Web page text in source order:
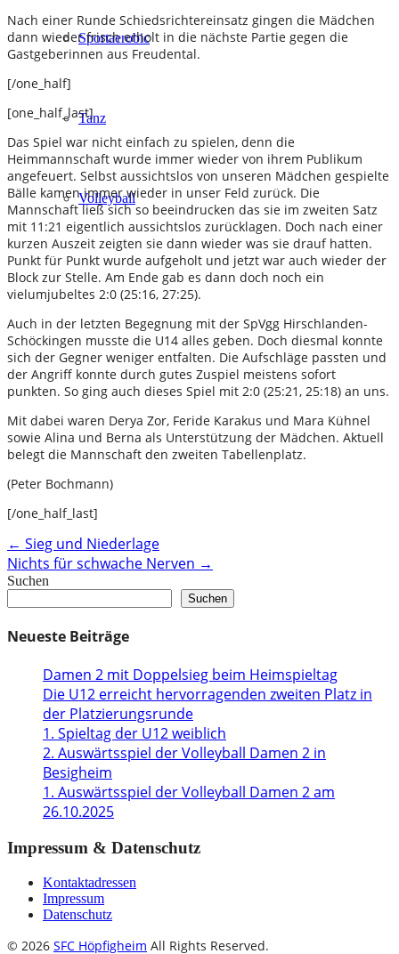
Sportaerobic
Tanz
Volleyball
Nach einer Runde Schiedsrichtereinsatz gingen die Mädchen
dann wieder frisch erholt in die nächste Partie gegen die
Gastgeberinnen aus Freudental.
[/one_half]
[one_half_last]
Das Spiel war nicht einfach zu spielen, denn die
Heimmannschaft wurde immer wieder von ihrem Publikum
angefeuert. Selbst aussichtslos von unseren Mädchen gespielte
Bälle kamen immer wieder in unser Feld zurück. Die
Mannschaft ließ sich so beeindrucken das sie im zweiten Satz
mit 11:21 eigentlich aussichtslos zurücklagen. Doch nach einer
kurzen Auszeit zeigten sie dann wieder was sie drauf hatten.
Punkt für Punkt wurde aufgeholt und jetzt war auch wieder der
Block zur Stelle. Am Ende gab es dann doch noch ein
vielumjubeltes 2:0 (25:16, 27:25).
Auch in der letzten Begegnung mit der SpVgg Hirschlanden-
Schöckingen musste die U14 alles geben. Doch diesmal konnte
sich der Gegner weniger entfalten. Die Aufschläge passten und
der Angriff konnte durch gutes Zuspiel meistens sofort
punkten. So ging auch dieses Spiel mit 2:0 (25:21, 25:18) an uns.
Mit dabei waren Derya Zor, Feride Karakus und Mara Kühnel
sowie Alina und Berna als Unterstützung der Mädchen. Aktuell
belegt die Mannschaft den zweiten Tabellenplatz.
(Peter Bochmann)
[/one_half_last]
Post
navigation
← Sieg und Niederlage
Nichts für schwache Nerven →
Suchen
Suchen
Neueste Beiträge
Damen 2 mit Doppelsieg beim Heimspieltag
Die U12 erreicht hervorragenden zweiten Platz in
der Platzierungsrunde
1. Spieltag der U12 weiblich
2. Auswärtsspiel der Volleyball Damen 2 in
Besigheim
1. Auswärtsspiel der Volleyball Damen 2 am
26.10.2025
Impressum & Datenschutz
Kontaktadressen
Impressum
Datenschutz
© 2026 SFC Höpfigheim All Rights Reserved.